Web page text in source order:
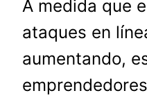
A medida que
ataques en
aumentando,